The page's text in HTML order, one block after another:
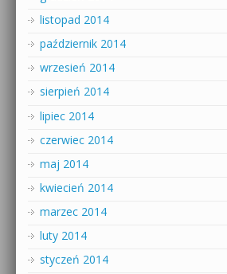
listopad 2014
październik 2014
wrzesień 2014
sierpień 2014
lipiec 2014
czerwiec 2014
maj 2014
kwiecień 2014
marzec 2014
luty 2014
styczeń 2014